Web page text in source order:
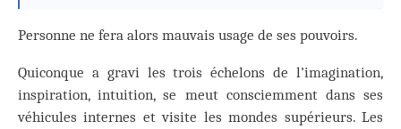
Personne ne fera alors mauvais usage de ses pouvoirs.
Quiconque a gravi les trois échelons de l’imagination,
inspiration, intuition, se meut consciemment dans ses
véhicules internes et visite les mondes supérieurs. Les